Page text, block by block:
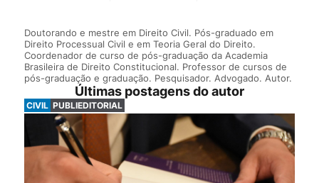
Doutorando e mestre em Direito Civil. Pós-graduado em
Direito Processual Civil e em Teoria Geral do Direito.
Coordenador de curso de pós-graduação da Academia
Brasileira de Direito Constitucional. Professor de cursos de
pós-graduação e graduação. Pesquisador. Advogado. Autor.
Últimas postagens do autor
CIVIL PUBLIEDITORIAL